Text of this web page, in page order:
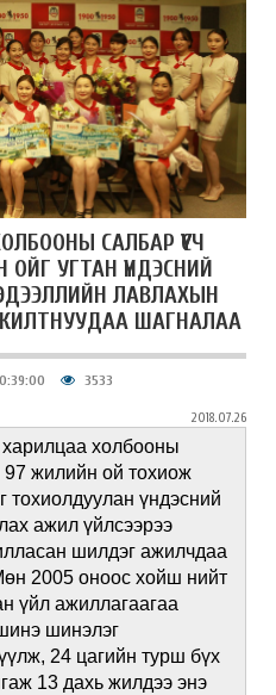
САЛБАР ҮҮСЧ
УГТАН ҮНДЭСНИЙ
ЛАВЛАХЫН
ШАГНАЛАА
3533
2018.07.26
холбооны
97 жилийн ой тохиож
тохиолдуулан үндэсний
ажил үйлсээрээ
шилдэг ажилчдаа
2005 оноос хойш нийт
үйл ажиллагаагаа
шинэлэг
24 цагийн турш бүх
13 дахь жилдээ энэ